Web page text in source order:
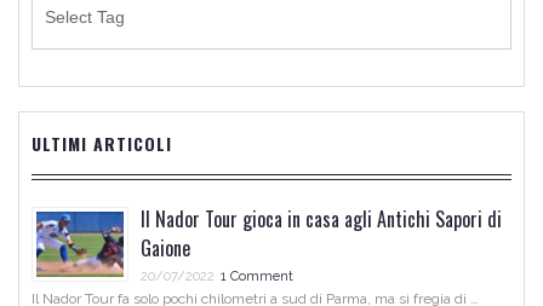
ULTIMI ARTICOLI
Il Nador Tour gioca in casa agli Antichi Sapori di
Gaione
20/07/2022 1 Comment
Il Nador Tour fa solo pochi chilometri a sud di Parma, ma si fregia di …